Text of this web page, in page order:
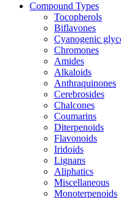
Compound Types
Tocopherols
Biflavones
Cyanogenic
Chromones
Amides
Alkaloids
Anthraquinones
Cerebrosides
Chalcones
Coumarins
Diterpenoids
Flavonoids
Iridoids
Lignans
Aliphatics
Miscellaneous
Monoterpenoids